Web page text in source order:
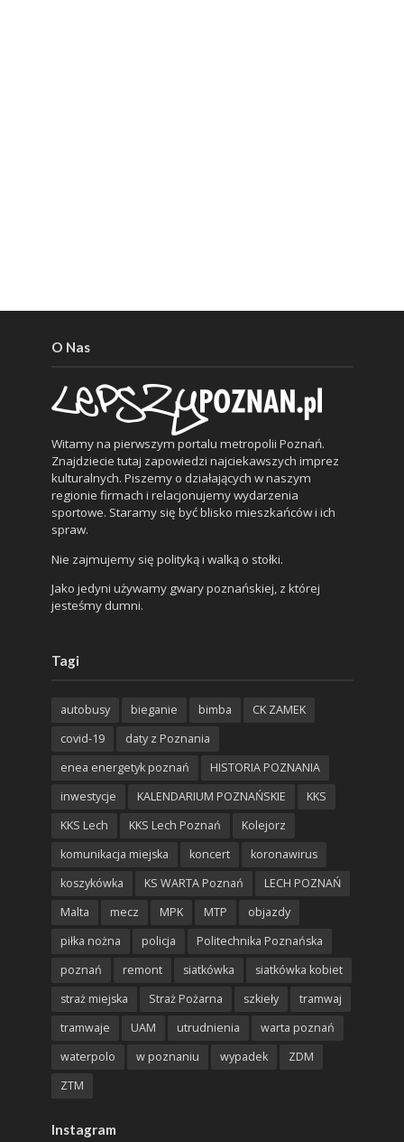
O Nas
Witamy na pierwszym portalu metropolii Poznań.
Znajdziecie tutaj zapowiedzi najciekawszych imprez
kulturalnych. Piszemy o działających w naszym
regionie firmach i relacjonujemy wydarzenia
sportowe. Staramy się być blisko mieszkańców i ich
spraw.
Nie zajmujemy się polityką i walką o stołki.
Jako jedyni używamy gwary poznańskiej, z której
jesteśmy dumni.
Tagi
autobusy bieganie bimba
CK ZAMEK
covid-19
daty z Poznania
enea energetyk poznań
HISTORIA POZNANIA
inwestycje
KALENDARIUM POZNAŃSKIE
KKS
KKS Lech
KKS Lech Poznań
Kolejorz
komunikacja miejska
koncert
koronawirus
koszykówka
KS WARTA Poznań
LECH POZNAŃ
Malta
mecz MPK MTP
objazdy
piłka nożna
policja
Politechnika Poznańska
poznań
remont siatkówka
siatkówka kobiet
straż miejska
Straż Pożarna szkieły
tramwaj
tramwaje
UAM utrudnienia
warta poznań
waterpolo
w poznaniu wypadek
ZDM
ZTM
Instagram